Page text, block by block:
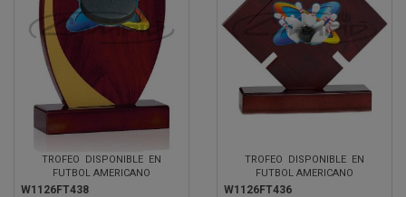
TROFEO DISPONIBLE EN
FUTBOL AMERICANO
W1126FT438
TROFEO DISPONIBLE EN
FUTBOL AMERICANO
W1126FT436